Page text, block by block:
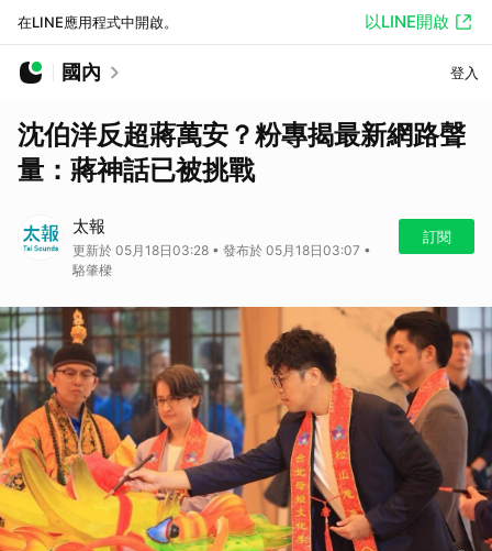
在LINE應用程式中開啟。 以LINE開啟
國內 登入
沈伯洋反超蔣萬安？粉專揭最新網路聲
量：蔣神話已被挑戰
太報
更新於 05月18日03:28 • 發布於 05月18日03:07 •
駱肇樑
訂閱